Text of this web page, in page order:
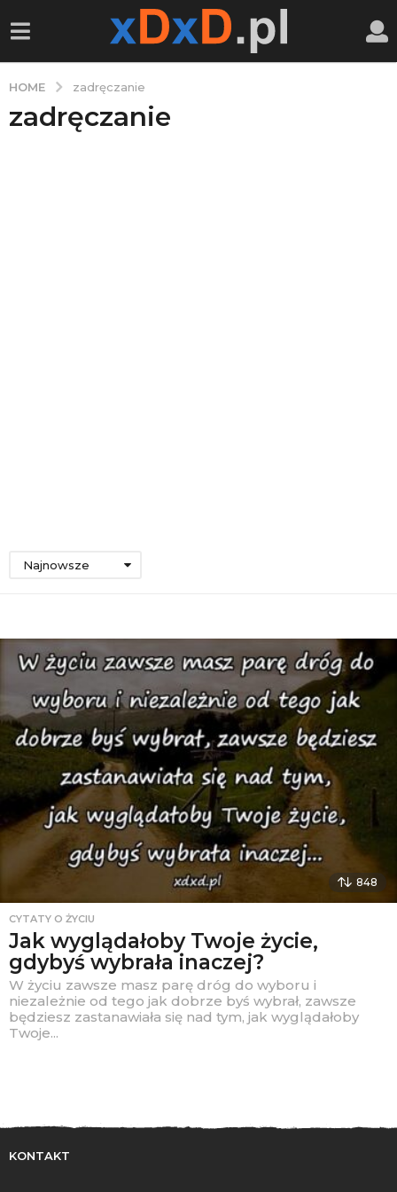
HOME zadręczanie
zadręczanie
Najnowsze
848
CYTATY O ŻYCIU
Jak wyglądałoby Twoje życie,
gdybyś wybrała inaczej?
W życiu zawsze masz parę dróg do wyboru i
niezależnie od tego jak dobrze byś wybrał, zawsze
będziesz zastanawiała się nad tym, jak wyglądałoby
Twoje...
KONTAKT